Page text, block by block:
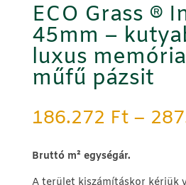
ECO Grass ®
45mm –
luxus
műfű pázsit
186.272 Ft –
Bruttó m² egységár.